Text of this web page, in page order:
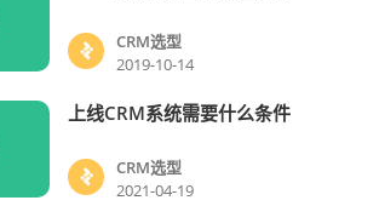
CRM选型
2019-10-14
上线CRM系统需要什么条件
CRM选型
2021-04-19